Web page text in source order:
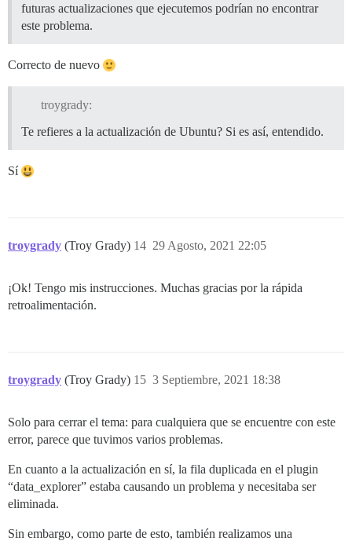
futuras actualizaciones que ejecutemos podrían no encontrar
este problema.
Correcto de nuevo
troygrady:
Te refieres a la actualización de Ubuntu? Si es así, entendido.
Sí
troygrady (Troy Grady) 29 Agosto, 2021 22:05
14
¡Ok! Tengo mis instrucciones. Muchas gracias por la rápida
retroalimentación.
troygrady (Troy Grady) 3 Septiembre, 2021 18:38
15
Solo para cerrar el tema: para cualquiera que se encuentre con este
error, parece que tuvimos varios problemas.
En cuanto a la actualización en sí, la fila duplicada en el plugin
“data_explorer” estaba causando un problema y necesitaba ser
eliminada.
Sin embargo, como parte de esto, también realizamos una